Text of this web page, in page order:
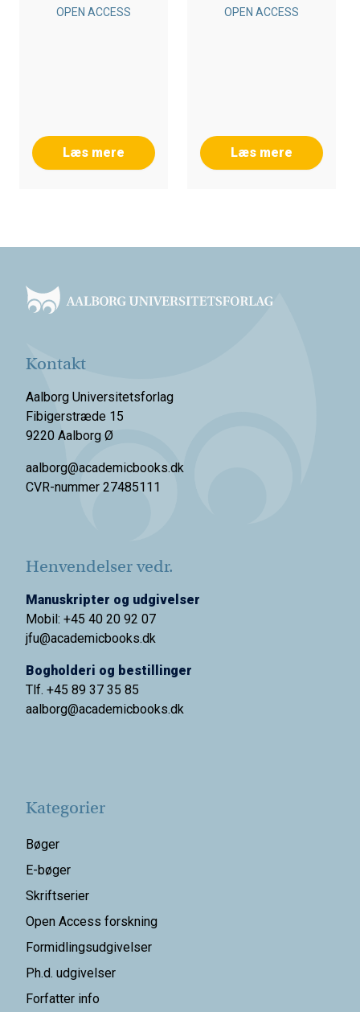
OPEN ACCESS
Læs mere
OPEN ACCESS
Læs mere
Kontakt
Aalborg Universitetsforlag
Fibigerstræde 15
9220 Aalborg Ø
aalborg@academicbooks.dk
CVR-nummer 27485111
Henvendelser vedr.
Manuskripter og udgivelser
Mobil: +45 40 20 92 07
jfu@academicbooks.dk
Bogholderi og bestillinger
Tlf. +45 89 37 35 85
aalborg@academicbooks.dk
Kategorier
Bøger
E-bøger
Skriftserier
Open Access forskning
Formidlingsudgivelser
Ph.d. udgivelser
Forfatter info